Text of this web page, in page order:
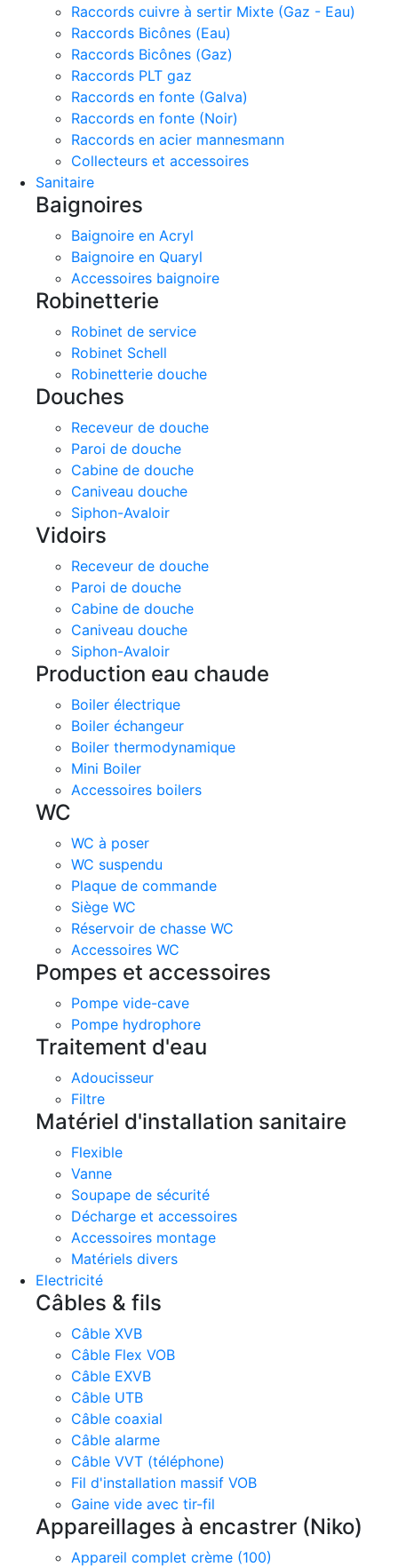
Raccords cuivre à sertir Mixte (Gaz - Eau)
Raccords Bicônes (Eau)
Raccords Bicônes (Gaz)
Raccords PLT gaz
Raccords en fonte (Galva)
Raccords en fonte (Noir)
Raccords en acier mannesmann
Collecteurs et accessoires
Sanitaire
Baignoires
Baignoire en Acryl
Baignoire en Quaryl
Accessoires baignoire
Robinetterie
Robinet de service
Robinet Schell
Robinetterie douche
Douches
Receveur de douche
Paroi de douche
Cabine de douche
Caniveau douche
Siphon-Avaloir
Vidoirs
Receveur de douche
Paroi de douche
Cabine de douche
Caniveau douche
Siphon-Avaloir
Production eau chaude
Boiler électrique
Boiler échangeur
Boiler thermodynamique
Mini Boiler
Accessoires boilers
WC
WC à poser
WC suspendu
Plaque de commande
Siège WC
Réservoir de chasse WC
Accessoires WC
Pompes et accessoires
Pompe vide-cave
Pompe hydrophore
Traitement d'eau
Adoucisseur
Filtre
Matériel d'installation sanitaire
Flexible
Vanne
Soupape de sécurité
Décharge et accessoires
Accessoires montage
Matériels divers
Electricité
Câbles & fils
Câble XVB
Câble Flex VOB
Câble EXVB
Câble UTB
Câble coaxial
Câble alarme
Câble VVT (téléphone)
Fil d'installation massif VOB
Gaine vide avec tir-fil
Appareillages à encastrer (Niko)
Appareil complet crème (100)